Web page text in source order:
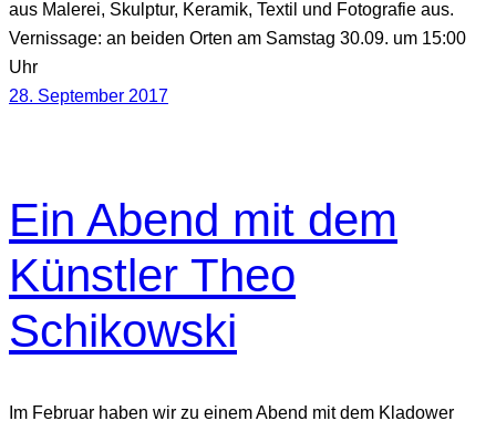
aus Malerei, Skulptur, Keramik, Textil und Fotografie aus.
Vernissage: an beiden Orten am Samstag 30.09. um 15:00
Uhr
28. September 2017
Ein Abend mit dem
Künstler Theo
Schikowski
Im Februar haben wir zu einem Abend mit dem Kladower